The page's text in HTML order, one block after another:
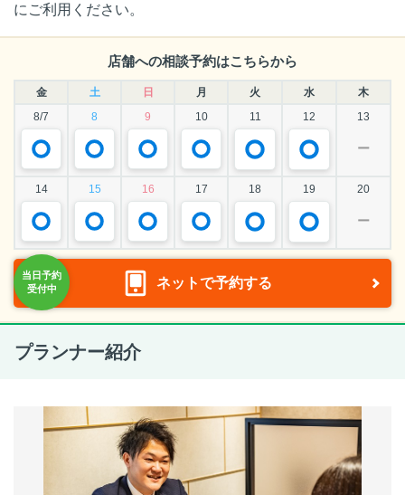
にご利用ください。
店舗への相談予約はこちらから
金 土 日 月 火 水
木
8/7
8 9 10 11 12 13
ー
14 15 16 17 18 19 20
ー
ネットで予約する
プランナー紹介